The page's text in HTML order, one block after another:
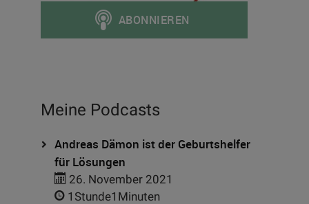
Meine Podcasts
Andreas Dämon ist der Geburtshelfer
für Lösungen
26. November 2021
1Stunde1Minuten